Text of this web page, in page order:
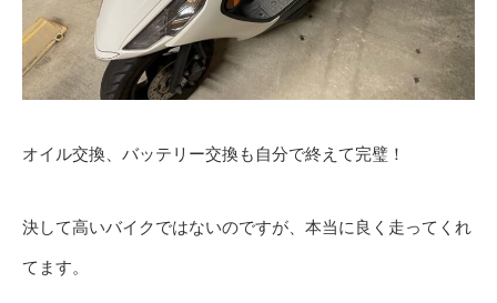
オイル交換、バッテリー交換も自分で終えて完璧！
決して高いバイクではないのですが、本当に良く走ってくれ
てます。